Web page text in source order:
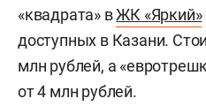
«квадрата» вЖК «Яркий»
доступных в Казани.
млн рублей, а
от 4 млн рублей.